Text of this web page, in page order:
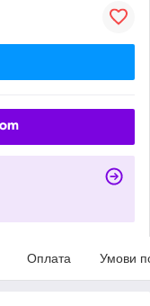
Оплата Умови